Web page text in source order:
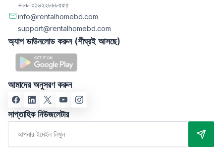
+৮৮ ০১৬২২৮৮৮৫৫৫
info@rentalhomebd.com
support@rentalhomebd.com
অ্যাপ ডাউনলোড করুন (শীঘ্রই আসছে)
আমাদের অনুসরণ করুন
সাপ্তাহিক নিউজলেটার